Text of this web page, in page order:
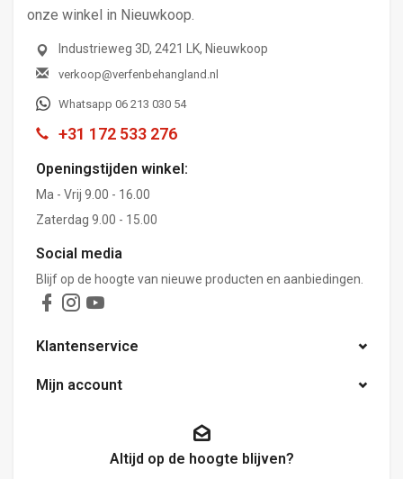
onze winkel in Nieuwkoop.
Industrieweg 3D, 2421 LK, Nieuwkoop
verkoop@verfenbehangland.nl
Whatsapp 06 213 030 54
+31 172 533 276
Openingstijden winkel:
Ma - Vrij 9.00 - 16.00
Zaterdag 9.00 - 15.00
Social media
Blijf op de hoogte van nieuwe producten en aanbiedingen.
Klantenservice
Mijn account
Altijd op de hoogte blijven?